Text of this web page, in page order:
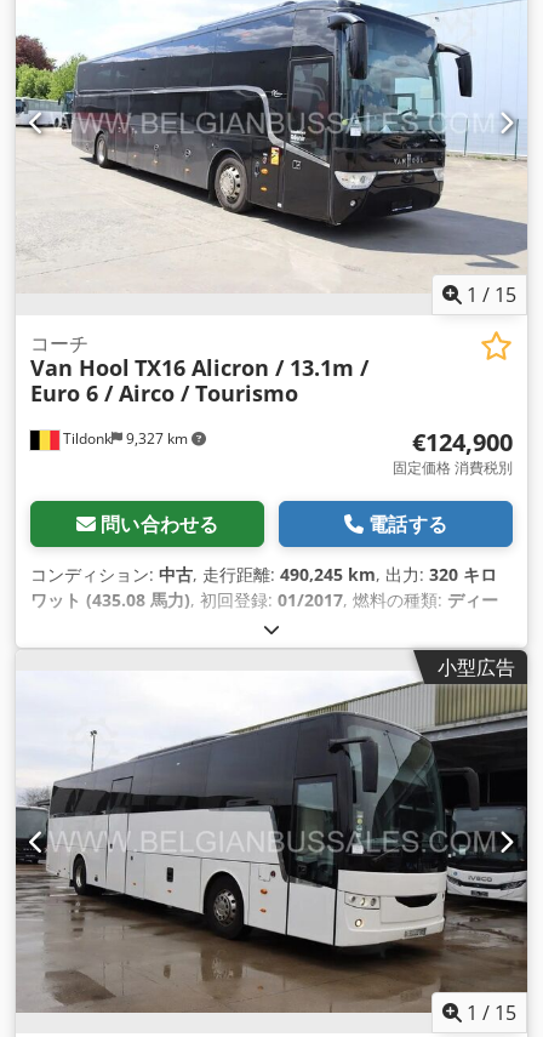
1 / 15
Tildonk 9,327 km
コーチ
Van Hool TX16 Alicron / 13.1m /
Euro 6 / Airco / Tourismo
€124,900
固定価格 消費税別
問い合わせる 電話する
コンディション: 中古, 走行距離: 490,245 km, 出力: 320 キロ
ワット (435.08 馬力), 初回登録: 01/2017, 燃料の種類: ディー
機械式
の他, ブレーキ:リターダ, 製造年:2017, 装備:ABS（アンチロ
ック・ブレーキ・システム）, エアコン, クルーズコントロール,
小型広告
1 / 15